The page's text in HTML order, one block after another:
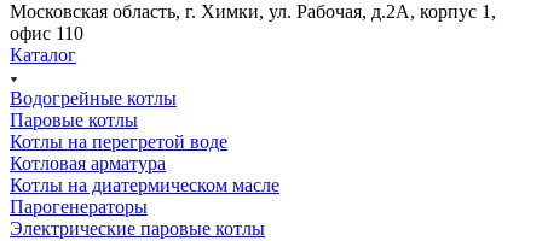
Московская область, г. Химки, ул. Рабочая, д.2А, корпус 1,
офис 110
Каталог
Водогрейные котлы
Паровые котлы
Котлы на перегретой воде
Котловая арматура
Котлы на диатермическом масле
Парогенераторы
Электрические паровые котлы